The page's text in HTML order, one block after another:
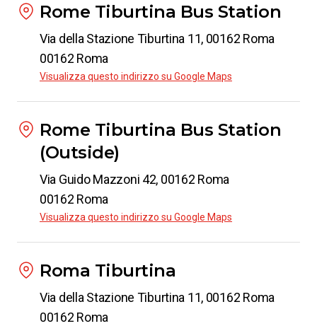
Rome Tiburtina Bus Station
Via della Stazione Tiburtina 11, 00162 Roma
00162 Roma
Visualizza questo indirizzo su Google Maps
Rome Tiburtina Bus Station
(Outside)
Via Guido Mazzoni 42, 00162 Roma
00162 Roma
Visualizza questo indirizzo su Google Maps
Roma Tiburtina
Via della Stazione Tiburtina 11, 00162 Roma
00162 Roma